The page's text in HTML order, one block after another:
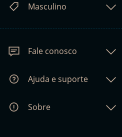
Masculino
Fale conosco
Ajuda e suporte
Sobre